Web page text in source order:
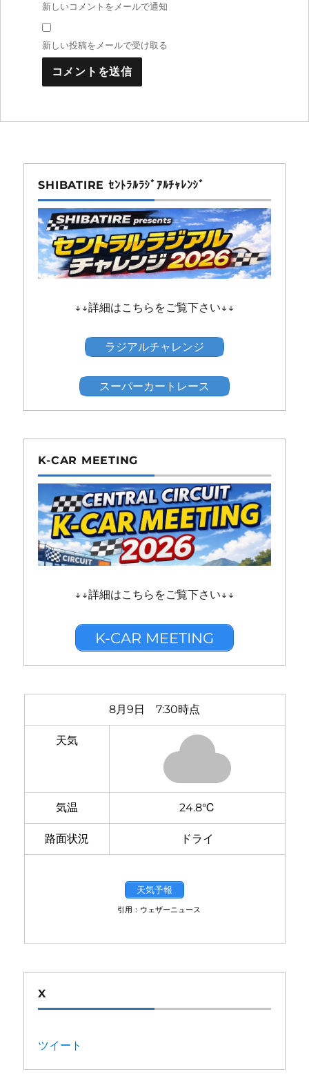
新しいコメントをメールで通知
新しい投稿をメールで受け取る
SHIBATIRE ｾﾝﾄﾗﾙﾗｼﾞｱﾙﾁｬﾚﾝｼﾞ
↓↓詳細はこちらをご覧下さい↓↓
ラジアルチャレンジ
スーパーカートレース
K-CAR MEETING
↓↓詳細はこちらをご覧下さい↓↓
K-CAR MEETING
8月9日 7:30時点
天気
気温 24.8℃
路面状況 ドライ
天気予報
引用：ウェザーニュース
X
ツイート